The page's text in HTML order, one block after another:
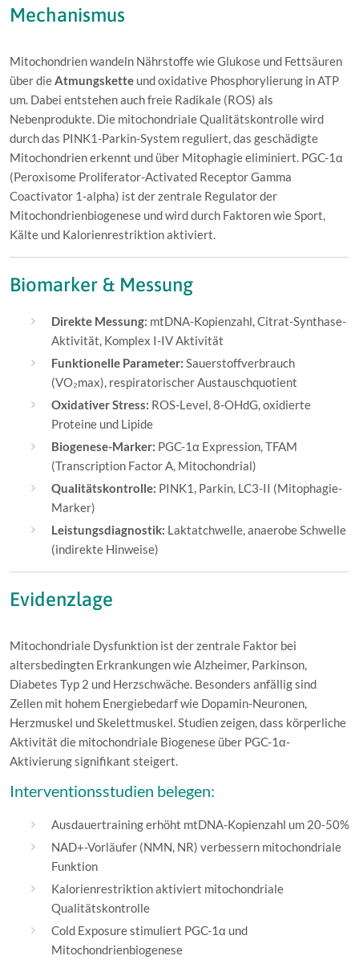
Mechanismus
Mitochondrien wandeln Nährstoffe wie Glukose und Fettsäuren
über dieAtmungskette und oxidative Phosphorylierung in ATP
um. Dabei entstehen auch freie Radikale (ROS) als
Nebenprodukte. Die mitochondriale Qualitätskontrolle wird
durch das PINK1-Parkin-System reguliert, das geschädigte
Mitochondrien erkennt und über Mitophagie eliminiert. PGC-1α
(Peroxisome Proliferator-Activated Receptor Gamma
Coactivator 1-alpha) ist der zentrale Regulator der
Mitochondrienbiogenese und wird durch Faktoren wie Sport,
Kälte und Kalorienrestriktion aktiviert.
Biomarker & Messung
Direkte Messung: mtDNA-Kopienzahl, Citrat-Synthase-
Aktivität, Komplex I-IV Aktivität
Funktionelle Parameter: Sauerstoffverbrauch
(VO₂max), respiratorischer Austauschquotient
Oxidativer Stress: ROS-Level, 8-OHdG, oxidierte
Proteine und Lipide
Biogenese-Marker: PGC-1α Expression, TFAM
(Transcription Factor A, Mitochondrial)
Qualitätskontrolle: PINK1, Parkin, LC3-II (Mitophagie-
Marker)
Leistungsdiagnostik: Laktatchwelle, anaerobe Schwelle
(indirekte Hinweise)
Evidenzlage
Mitochondriale Dysfunktion ist der zentrale Faktor bei
altersbedingten Erkrankungen wie Alzheimer, Parkinson,
Diabetes Typ 2 und Herzschwäche. Besonders anfällig sind
Zellen mit hohem Energiebedarf wie Dopamin-Neuronen,
Herzmuskel und Skelettmuskel. Studien zeigen, dass körperliche
Aktivität die mitochondriale Biogenese über PGC-1α-
Aktivierung signifikant steigert.
Interventionsstudien belegen:
Ausdauertraining erhöht mtDNA-Kopienzahl um 20-50%
NAD+-Vorläufer (NMN, NR) verbessern mitochondriale
Funktion
Kalorienrestriktion aktiviert mitochondriale
Qualitätskontrolle
Cold Exposure stimuliert PGC-1α und
Mitochondrienbiogenese